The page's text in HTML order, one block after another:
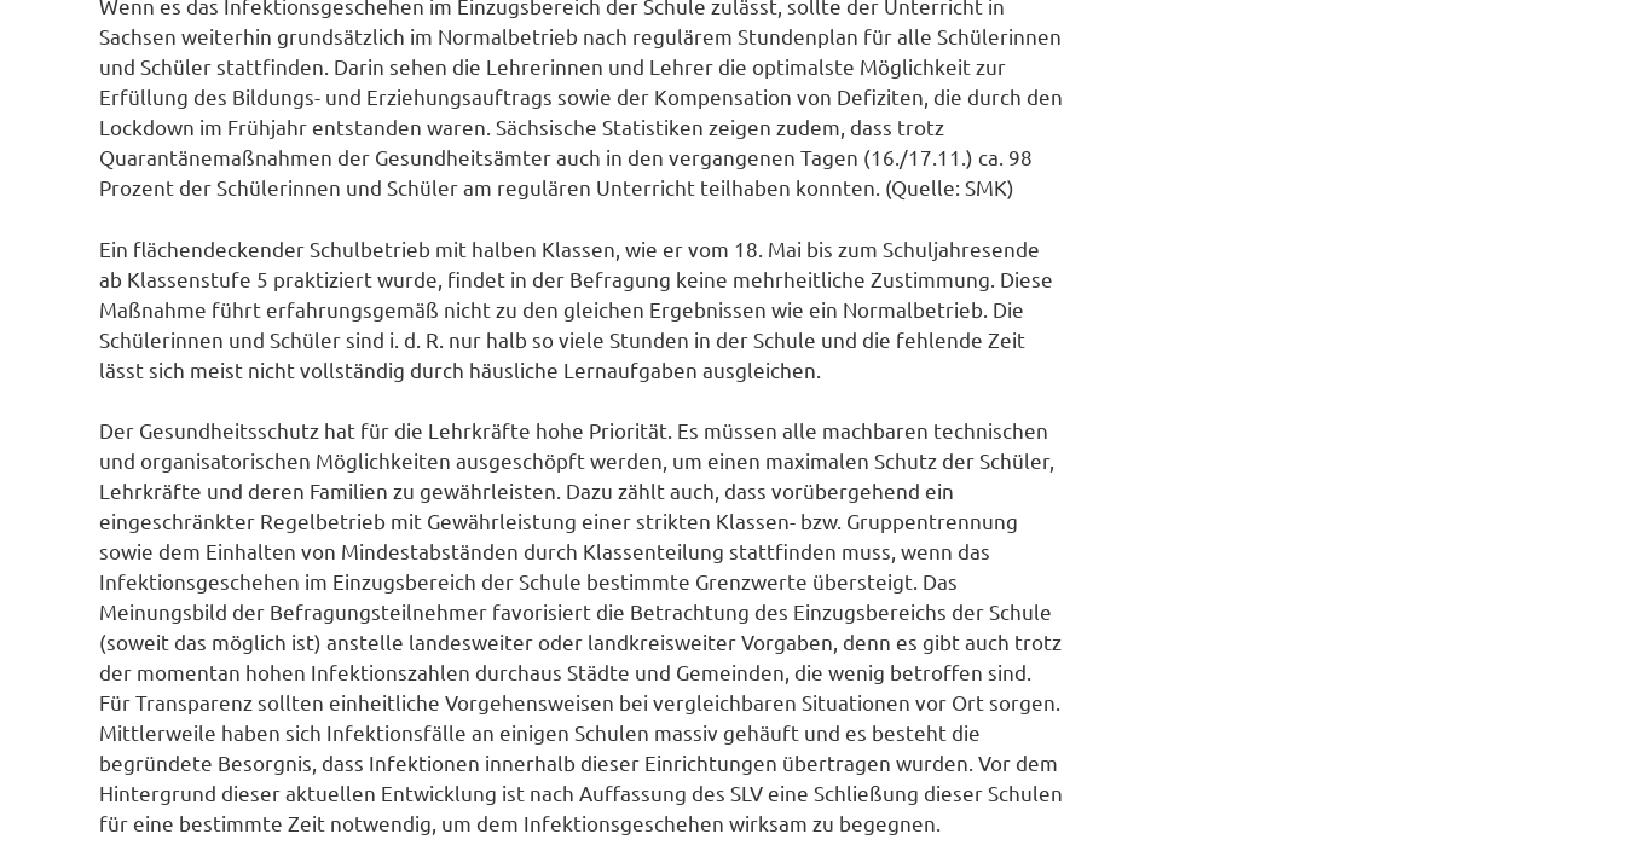
Wenn es das Infektionsgeschehen im Einzugsbereich der Schule zulässt, sollte der Unterricht in
Sachsen weiterhin grundsätzlich im Normalbetrieb nach regulärem Stundenplan für alle Schülerinnen
und Schüler stattfinden. Darin sehen die Lehrerinnen und Lehrer die optimalste Möglichkeit zur
Erfüllung des Bildungs- und Erziehungsauftrags sowie der Kompensation von Defiziten, die durch den
Lockdown im Frühjahr entstanden waren. Sächsische Statistiken zeigen zudem, dass trotz
Quarantänemaßnahmen der Gesundheitsämter auch in den vergangenen Tagen (16./17.11.) ca. 98
Prozent der Schülerinnen und Schüler am regulären Unterricht teilhaben konnten. (Quelle: SMK)
Ein flächendeckender Schulbetrieb mit halben Klassen, wie er vom 18. Mai bis zum Schuljahresende
ab Klassenstufe 5 praktiziert wurde, findet in der Befragung keine mehrheitliche Zustimmung. Diese
Maßnahme führt erfahrungsgemäß nicht zu den gleichen Ergebnissen wie ein Normalbetrieb. Die
Schülerinnen und Schüler sind i. d. R. nur halb so viele Stunden in der Schule und die fehlende Zeit
lässt sich meist nicht vollständig durch häusliche Lernaufgaben ausgleichen.
Der Gesundheitsschutz hat für die Lehrkräfte hohe Priorität. Es müssen alle machbaren technischen
und organisatorischen Möglichkeiten ausgeschöpft werden, um einen maximalen Schutz der Schüler,
Lehrkräfte und deren Familien zu gewährleisten. Dazu zählt auch, dass vorübergehend ein
eingeschränkter Regelbetrieb mit Gewährleistung einer strikten Klassen- bzw. Gruppentrennung
sowie dem Einhalten von Mindestabständen durch Klassenteilung stattfinden muss, wenn das
Infektionsgeschehen im Einzugsbereich der Schule bestimmte Grenzwerte übersteigt. Das
Meinungsbild der Befragungsteilnehmer favorisiert die Betrachtung des Einzugsbereichs der Schule
(soweit das möglich ist) anstelle landesweiter oder landkreisweiter Vorgaben, denn es gibt auch trotz
der momentan hohen Infektionszahlen durchaus Städte und Gemeinden, die wenig betroffen sind.
Für Transparenz sollten einheitliche Vorgehensweisen bei vergleichbaren Situationen vor Ort sorgen.
Mittlerweile haben sich Infektionsfälle an einigen Schulen massiv gehäuft und es besteht die
begründete Besorgnis, dass Infektionen innerhalb dieser Einrichtungen übertragen wurden. Vor dem
Hintergrund dieser aktuellen Entwicklung ist nach Auffassung des SLV eine Schließung dieser Schulen
für eine bestimmte Zeit notwendig, um dem Infektionsgeschehen wirksam zu begegnen.